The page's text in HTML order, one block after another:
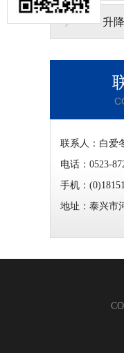
》 升
联系人：白爱
电话：0523-
手机：
地址：泰兴市